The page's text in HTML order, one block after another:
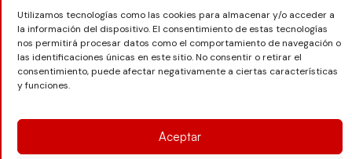
Utilizamos tecnologías como las cookies para almacenar y/o acceder a
la información del dispositivo. El consentimiento de estas tecnologías
nos permitirá procesar datos como el comportamiento de navegación o
las identificaciones únicas en este sitio. No consentir o retirar el
consentimiento, puede afectar negativamente a ciertas características
y funciones.
Aceptar
Competiciones
Nieve
Entrenadores
Seguro
deportivo
Pasarela pago
Devoluciones
976 73 08 41
Desarrollado porTOOOLS